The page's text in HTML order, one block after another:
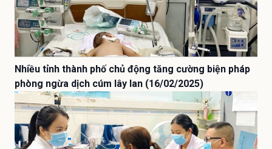
Nhiều tỉnh thành phố chủ động tăng cường biện pháp
phòng ngừa dịch cúm lây lan (16/02/2025)